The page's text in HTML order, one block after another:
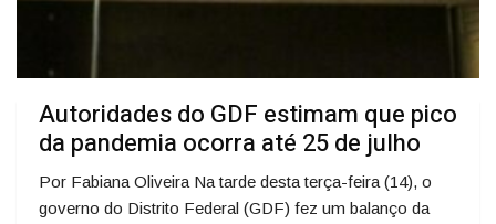
Autoridades do GDF estimam que pico
da pandemia ocorra até 25 de julho
Por Fabiana Oliveira Na tarde desta terça-feira (14), o
governo do Distrito Federal (GDF) fez um balanço da